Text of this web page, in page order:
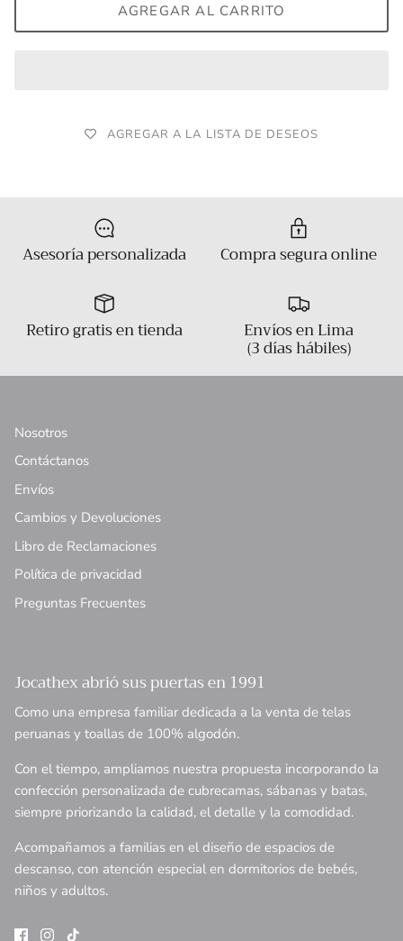
AGREGAR AL CARRITO
AGREGAR A LA LISTA DE DESEOS
Asesoría personalizada Compra segura online
Retiro gratis en tienda Envíos en Lima
(3 días hábiles)
Nosotros
Contáctanos
Envíos
Cambios y Devoluciones
Libro de Reclamaciones
Política de privacidad
Preguntas Frecuentes
Jocathex abrió sus puertas en 1991
Como una empresa familiar dedicada a la venta de telas
peruanas y toallas de 100% algodón.
Con el tiempo, ampliamos nuestra propuesta incorporando la
confección personalizada de cubrecamas, sábanas y batas,
siempre priorizando la calidad, el detalle y la comodidad.
Acompañamos a familias en el diseño de espacios de
descanso, con atención especial en dormitorios de bebés,
niños y adultos.